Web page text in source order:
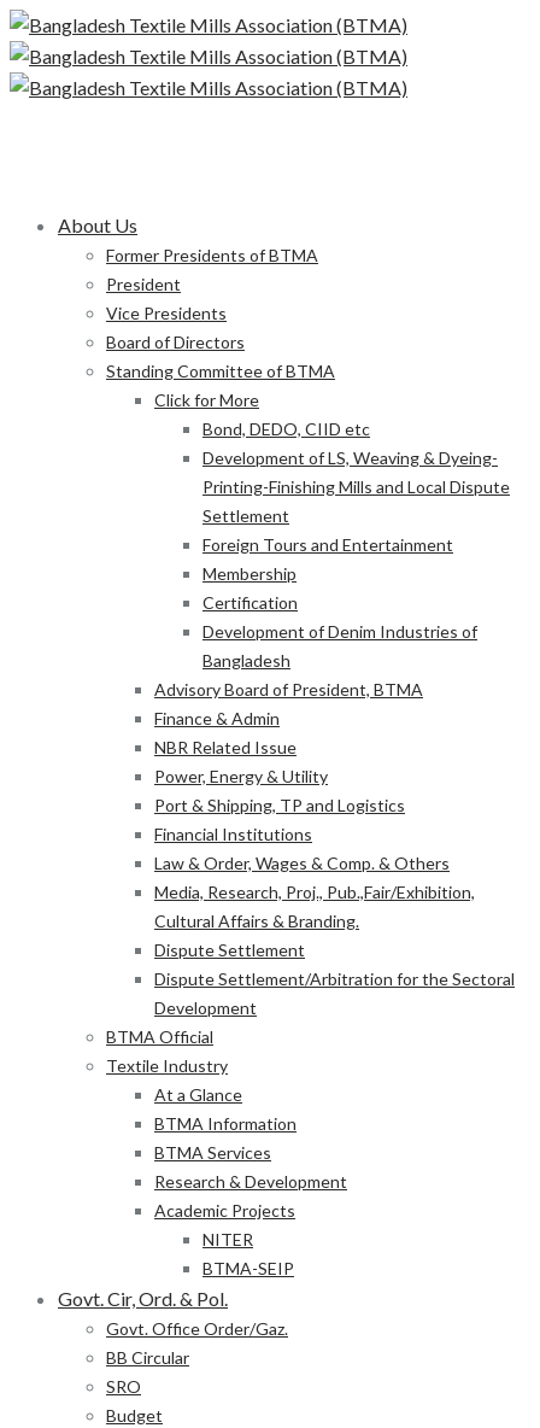
About Us
Former Presidents of BTMA
President
Vice Presidents
Board of Directors
Standing Committee of BTMA
Click for More
Bond, DEDO, CIID etc
Development of LS, Weaving & Dyeing-
Printing-Finishing Mills and Local Dispute
Settlement
Foreign Tours and Entertainment
Membership
Certification
Development of Denim Industries of
Bangladesh
Advisory Board of President, BTMA
Finance & Admin
NBR Related Issue
Power, Energy & Utility
Port & Shipping, TP and Logistics
Financial Institutions
Law & Order, Wages & Comp. & Others
Media, Research, Proj., Pub.,Fair/Exhibition,
Cultural Affairs & Branding.
Dispute Settlement
Dispute Settlement/Arbitration for the Sectoral
Development
BTMA Official
Textile Industry
At a Glance
BTMA Information
BTMA Services
Research & Development
Academic Projects
NITER
BTMA-SEIP
Govt. Cir, Ord. & Pol.
Govt. Office Order/Gaz.
BB Circular
SRO
Budget